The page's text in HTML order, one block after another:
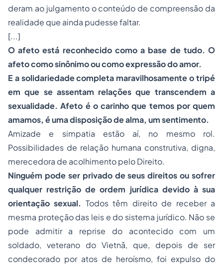
deram ao julgamento o conteúdo de compreensão da
realidade que ainda pudesse faltar.
[...]
O afeto está reconhecido como a base de tudo. O
afeto como sinônimo ou como expressão do amor.
E a solidariedade completa maravilhosamente o tripé
em que se assentam relações que transcendem a
sexualidade. Afeto é o carinho que temos por quem
amamos, é uma disposição de alma, um sentimento.
Amizade e simpatia estão aí, no mesmo rol.
Possibilidades de relação humana construtiva, digna,
merecedora de acolhimento pelo Direito.
Ninguém pode ser privado de seus direitos ou sofrer
qualquer restrição de ordem jurídica devido à sua
orientação sexual. Todos têm direito de receber a
mesma proteção das leis e do sistema jurídico. Não se
pode admitir a reprise do acontecido com um
soldado, veterano do Vietnã, que, depois de ser
condecorado por atos de heroísmo, foi expulso do